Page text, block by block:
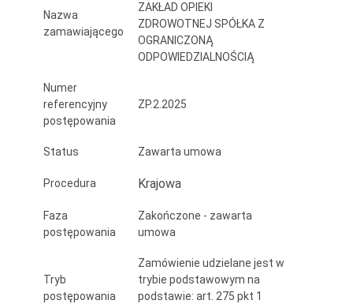
fiberoskopem”
Nazwa
zamawiającego
ZAKŁAD OPIEKI
ZDROWOTNEJ SPÓŁKA Z
OGRANICZONĄ
ODPOWIEDZIALNOŚCIĄ
Numer
referencyjny
postępowania
ZP.2.2025
Status Zawarta umowa
Procedura Krajowa
Faza
postępowania
Zakończone - zawarta
umowa
Tryb
postępowania
Zamówienie udzielane jest w
trybie podstawowym na
podstawie: art. 275 pkt 1